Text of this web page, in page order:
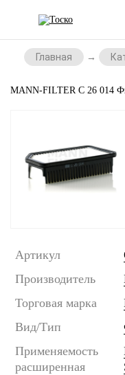
Главная
MANN-FILTER C 26 014
Артикул
Производитель
Торговая марка
Вид/Тип
Применяемость
расширенная